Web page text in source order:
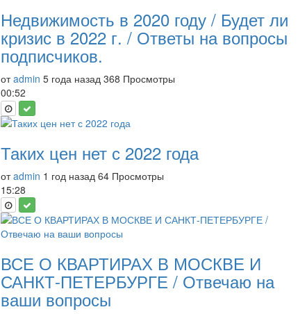
Недвижимость в 2020 году / Будет ли
кризис в 2022 г. / Ответы на вопросы
подписчиков.
отadmin 5 года назад 368 Просмотры
00:52
Таких цен нет с 2022 года
отadmin 1 год назад 64 Просмотры
15:28
ВСЕ О КВАРТИРАХ В МОСКВЕ И
САНКТ-ПЕТЕРБУРГЕ / Отвечаю на
ваши вопросы